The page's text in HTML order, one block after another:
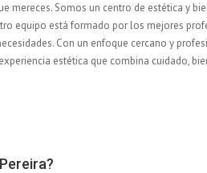
mereces. Somos un centro de estética y
equipo está formado por los mejores
Con un enfoque cercano y
estética que combina cuidado,